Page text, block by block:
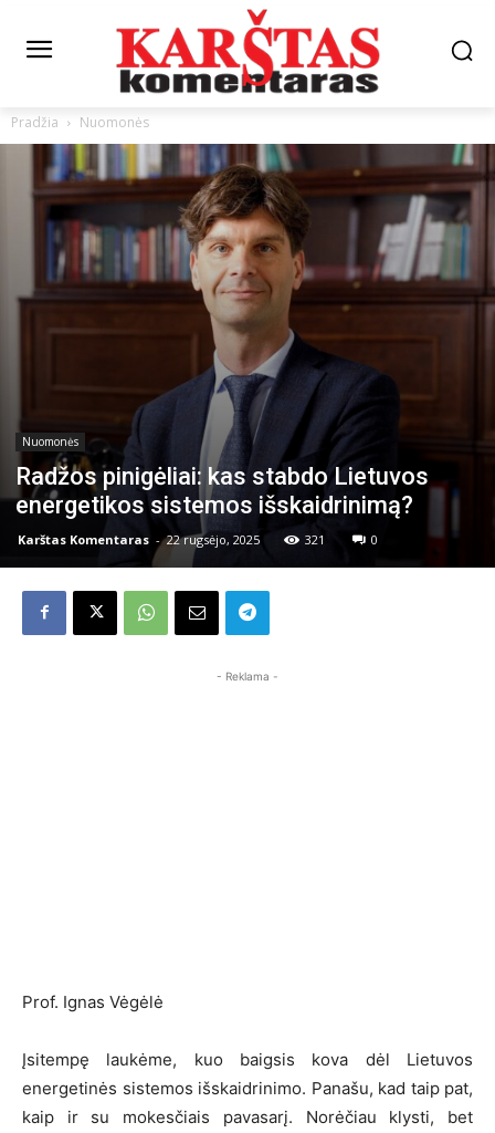
Pradžia Nuomonės
Nuomonės
Radžos pinigėliai: kas stabdo Lietuvos
energetikos sistemos išskaidrinimą?
Karštas Komentaras - 22 rugsėjo, 2025 321 0
- Reklama -
Prof. Ignas Vėgėlė
Įsitempę laukėme, kuo baigsis kova dėl Lietuvos
energetinės sistemos išskaidrinimo. Panašu, kad taip pat,
kaip ir su mokesčiais pavasarį. Norėčiau klysti, bet